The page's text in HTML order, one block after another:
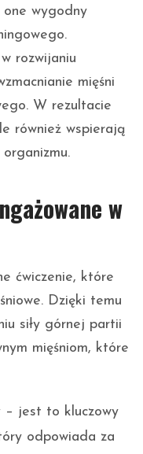
one wygodny
rozwijaniu
mięśni
W rezultacie
również wspierają
w
ćwiczenie, które
Dzięki temu
siły górnej partii
mięśniom, które
– jest to kluczowy
odpowiada za